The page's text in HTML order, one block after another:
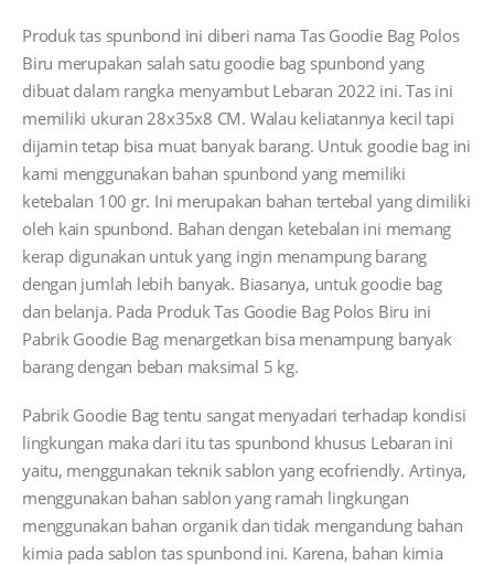
Produk tas spunbond ini diberi nama Tas Goodie Bag Polos
Biru merupakan salah satu goodie bag spunbond yang
dibuat dalam rangka menyambut Lebaran 2022 ini. Tas ini
memiliki ukuran 28x35x8 CM. Walau keliatannya kecil tapi
dijamin tetap bisa muat banyak barang. Untuk goodie bag ini
kami menggunakan bahan spunbond yang memiliki
ketebalan 100 gr. Ini merupakan bahan tertebal yang dimiliki
oleh kain spunbond. Bahan dengan ketebalan ini memang
kerap digunakan untuk yang ingin menampung barang
dengan jumlah lebih banyak. Biasanya, untuk goodie bag
dan belanja. Pada Produk Tas Goodie Bag Polos Biru ini
Pabrik Goodie Bag menargetkan bisa menampung banyak
barang dengan beban maksimal 5 kg.
Pabrik Goodie Bag tentu sangat menyadari terhadap kondisi
lingkungan maka dari itu tas spunbond khusus Lebaran ini
yaitu, menggunakan teknik sablon yang ecofriendly. Artinya,
menggunakan bahan sablon yang ramah lingkungan
menggunakan bahan organik dan tidak mengandung bahan
kimia pada sablon tas spunbond ini. Karena, bahan kimia